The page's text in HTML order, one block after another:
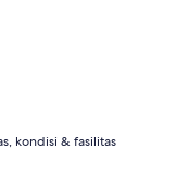
kondisi & fasilitas